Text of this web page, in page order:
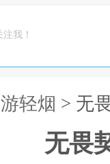
我！
轻烟 > 无
无畏